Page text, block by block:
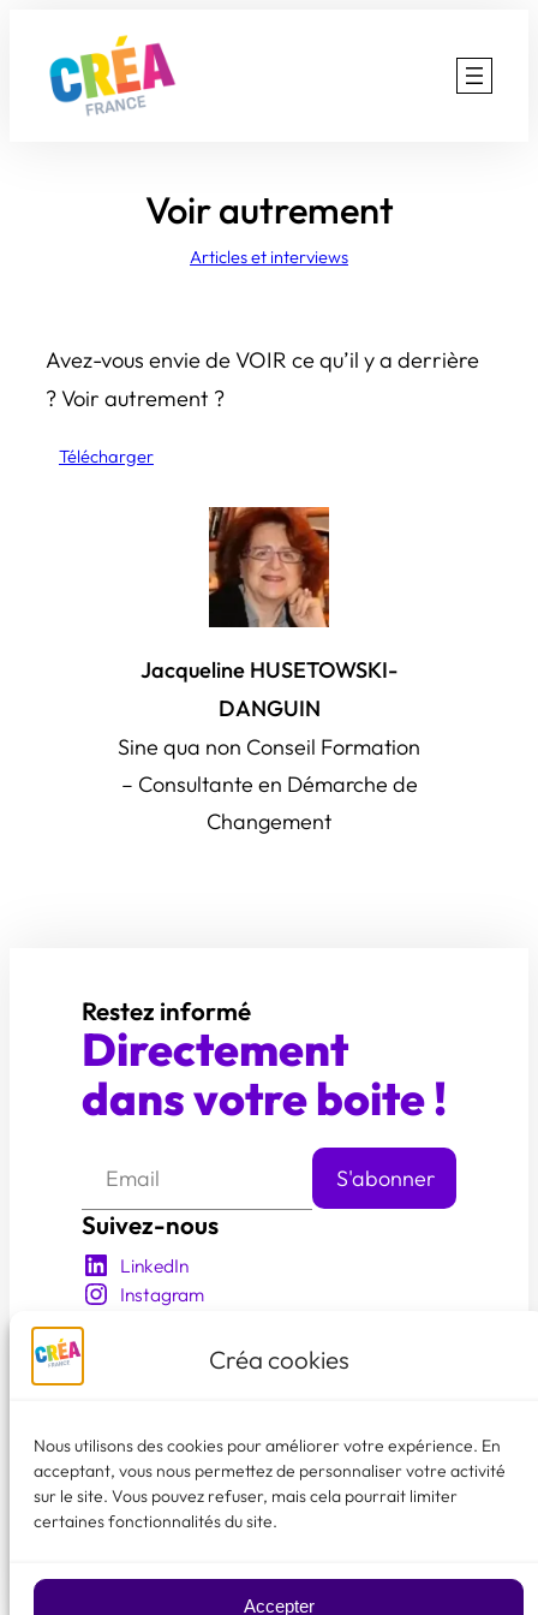
Créa cookies
Nous utilisons des cookies pour améliorer votre expérience. En
acceptant, vous nous permettez de personnaliser votre activité
sur le site. Vous pouvez refuser, mais cela pourrait limiter
certaines fonctionnalités du site.
Accepter
contenu
Voir autrement
Articles et interviews
Avez-vous envie de VOIR ce qu’il y a derrière
? Voir autrement ?
Télécharger
Jacqueline HUSETOWSKI-
DANGUIN
Sine qua non Conseil Formation
– Consultante en Démarche de
Changement
Restez informé
Directement
dans votre boite !
Suivez-nous
LinkedIn
Instagram
En savoir plus
Nos événements
Les membres créa